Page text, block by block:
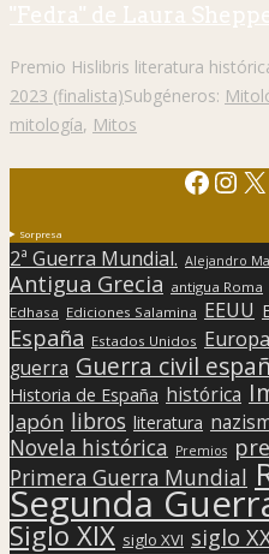
"Fedra" de Laura
Premio Hislibris literatura
2023 (finalista)Subgéneros:
mitología, Mitos
X
Sorpresa
2ª Guerra Mundial. Alejandro
Antigua Grecia antigua Roma
Edhasa Ediciones Salamina EEUU
España Estados Unidos Europa
guerra Guerra civil
Historia de España histórica
Japón libros literatura
Novela histórica Premios
Primera Guerra Mundial
Segunda
Siglo XIX siglo XVI siglo